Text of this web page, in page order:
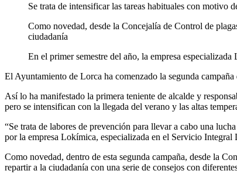
Se trata de intensificar las tareas habituales con motivo
Como novedad, desde la Concejalía de Control de
ciudadanía
En el primer semestre del año, la empresa
El Ayuntamiento de Lorca ha comenzado la segunda
Así lo ha manifestado la primera teniente de alcalde y
pero se intensifican con la llegada del verano y las altas
“Se trata de labores de prevención para llevar a cabo una
por la empresa Lokímica, especializada en el Servicio
Como novedad, dentro de esta segunda campaña, desde la
repartir a la ciudadanía con una serie de consejos con